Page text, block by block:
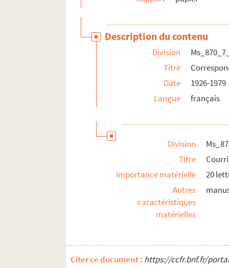
Description du contenu
Division
Titre
Date
1926-1979
Langue
français
Division
Titre
Importance matérielle
20
Autres
caractéristiques
matérielles
Citer ce document : https://ccfr.bnf.fr/